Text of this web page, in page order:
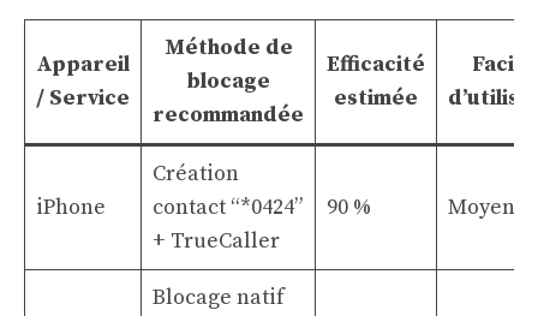
Appareil
/ Service
Méthode de
blocage
recommandée
Efficacité
estimée
iPhone
Création
contact “*0424”
+ TrueCaller
90 %
Blocage natif